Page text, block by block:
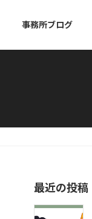
事務所ブログ
最近の投稿